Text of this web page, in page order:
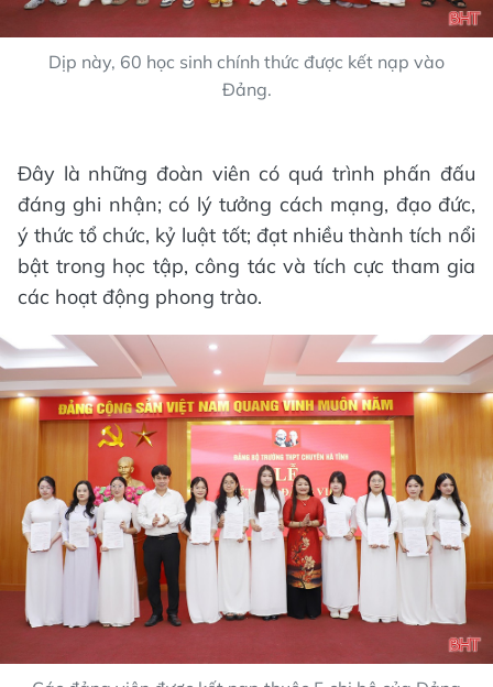
Dịp này, 60 học sinh chính thức được kết nạp vào
Đảng.
Đây là những đoàn viên có quá trình phấn đấu
đáng ghi nhận; có lý tưởng cách mạng, đạo đức,
ý thức tổ chức, kỷ luật tốt; đạt nhiều thành tích nổi
bật trong học tập, công tác và tích cực tham gia
các hoạt động phong trào.